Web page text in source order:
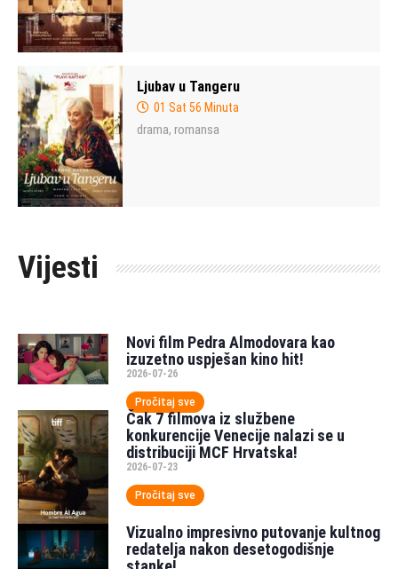
Ljubav u Tangeru
01 Sat 56 Minuta
drama, romansa
Vijesti
Novi film Pedra Almodovara kao
izuzetno uspješan kino hit!
2026-07-26
Pročitaj sve
Čak 7 filmova iz službene
konkurencije Venecije nalazi se u
distribuciji MCF Hrvatska!
2026-07-23
Pročitaj sve
Vizualno impresivno putovanje kultnog
redatelja nakon desetogodišnje